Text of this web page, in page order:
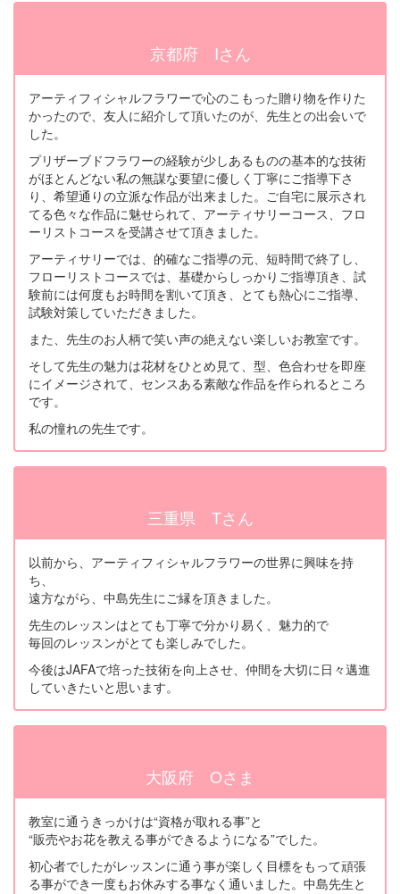
京都府 Iさん
アーティフィシャルフラワーで心のこもった贈り物を作りた
かったので、友人に紹介して頂いたのが、先生との出会いで
した。
プリザーブドフラワーの経験が少しあるものの基本的な技術
がほとんどない私の無謀な要望に優しく丁寧にご指導下さ
り、希望通りの立派な作品が出来ました。ご自宅に展示され
てる色々な作品に魅せられて、アーティサリーコース、フロ
ーリストコースを受講させて頂きました。
アーティサリーでは、的確なご指導の元、短時間で終了し、
フローリストコースでは、基礎からしっかりご指導頂き、試
験前には何度もお時間を割いて頂き、とても熱心にご指導、
試験対策していただきました。
また、先生のお人柄で笑い声の絶えない楽しいお教室です。
そして先生の魅力は花材をひとめ見て、型、色合わせを即座
にイメージされて、センスある素敵な作品を作られるところ
です。
私の憧れの先生です。
三重県 Tさん
以前から、アーティフィシャルフラワーの世界に興味を持
ち、
遠方ながら、中島先生にご縁を頂きました。
先生のレッスンはとても丁寧で分かり易く、魅力的で
毎回のレッスンがとても楽しみでした。
今後はJAFAで培った技術を向上させ、仲間を大切に日々邁進
していきたいと思います。
大阪府 Oさま
教室に通うきっかけは“資格が取れる事”と
“販売やお花を教える事ができるようになる”でした。
初心者でしたがレッスンに通う事が楽しく目標をもって頑張
る事ができ一度もお休みする事なく通いました。中島先生と